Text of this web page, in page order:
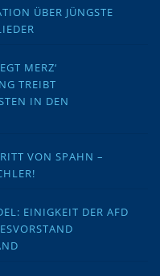
ÜBER JÜNGSTE
MERZ‘
TREIBT
IN DEN
VON SPAHN –
EINIGKEIT DER AFD